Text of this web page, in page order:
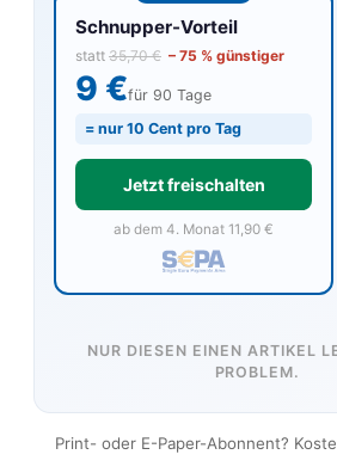
Schnupper-Vorteil
statt 35,70 € – 75 % günstiger
9 €für 90 Tage
= nur 10 Cent pro Tag
Jetzt freischalten
ab dem 4. Monat 11,90 €
NUR DIESEN EINEN ARTIKEL
PROBLEM.
Print- oder E-Paper-Abonnent?